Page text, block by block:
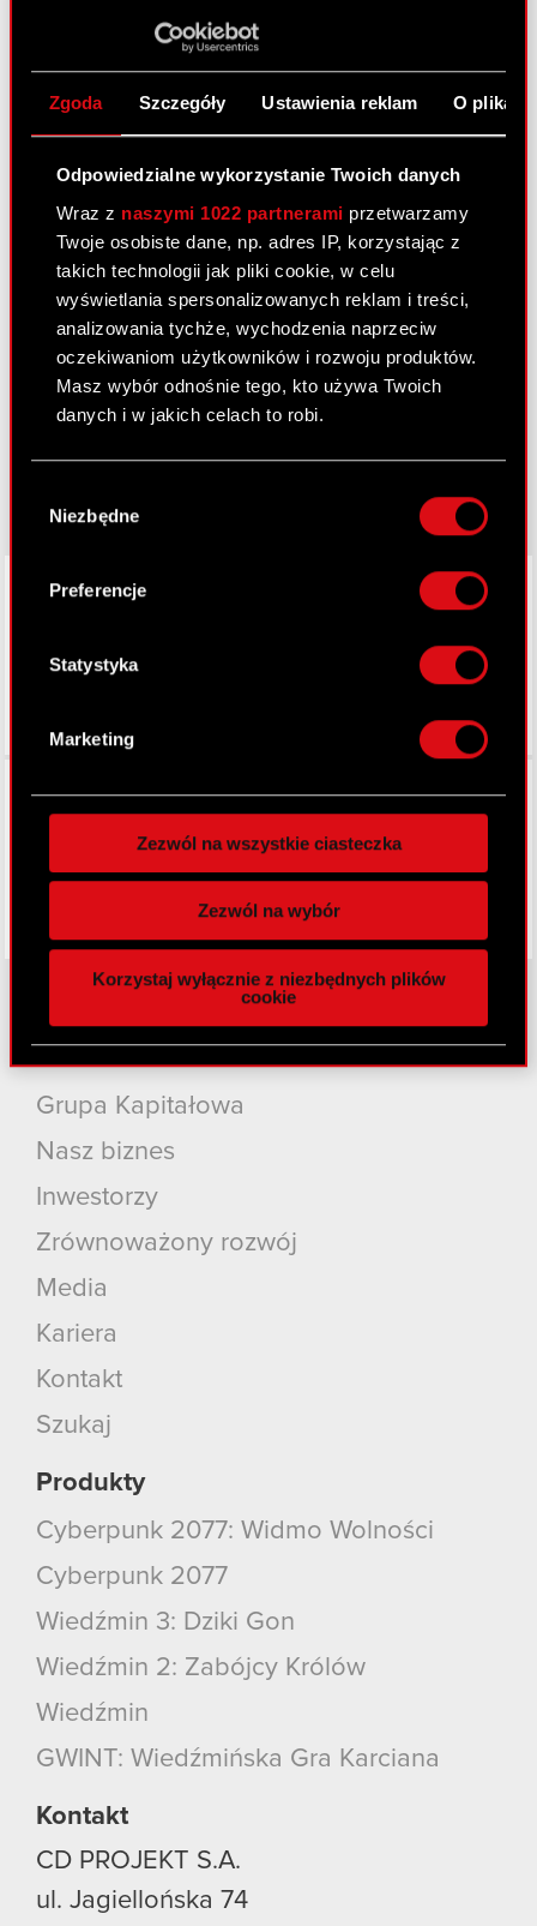
Zgoda Szczegóły Ustawienia reklam O
Odpowiedzialne wykorzystanie Twoich danych
Wraz z naszymi 1022 partnerami przetwarzamy
Twoje osobiste dane, np. adres IP, korzystając z
takich technologii jak pliki cookie, w celu
wyświetlania spersonalizowanych reklam i treści,
analizowania tychże, wychodzenia naprzeciw
oczekiwaniom użytkowników i rozwoju produktów.
Masz wybór odnośnie tego, kto używa Twoich
danych i w jakich celach to robi.
Gromadzić dane dotyczące Twojej
lokalizacji geograficznej z dokładnością nawet
Identyfikować Twoje urządzenie, aktywnie
analizując charakteryzującego je zbiory
palca)
osobiste dane są przetwarzane oraz ustaw własne
preferencje w
. W Deklaracji
zgodę w dowolnej chwili.
funkcje społecznościowe i analizować ruch w
naszej witrynie. Informacje o tym, jak korzystasz
z naszej witryny, udostępniamy partnerom
społecznościowym, reklamowym i analitycznym.
Partnerzy mogą połączyć te informacje z innymi
danymi otrzymanymi od Ciebie lub uzyskanymi
podczas korzystania z ich usług. Kontynuując
używanie plików cookie.
zgody
Niezbędne
Preferencje
Statystyka
Marketing
Zezwól na wszystkie ciasteczka
Zezwól na wybór
Korzystaj wyłącznie z niezbędnych plików
cookie
Zobacz również:
Aktualności
Kontakt dla mediów
Dowiedz się więcej:
thewitcher.com
cyberpunk.net
gear.cdprojektred.com
O CD PROJEKT
Grupa Kapitałowa
Nasz biznes
Inwestorzy
Zrównoważony rozwój
Media
Kariera
Kontakt
Szukaj
Produkty
Cyberpunk 2077: Widmo Wolności
Cyberpunk 2077
Wiedźmin 3: Dziki Gon
Wiedźmin 2: Zabójcy Królów
Wiedźmin
GWINT: Wiedźmińska Gra Karciana
Kontakt
CD PROJEKT S.A.
ul. Jagiellońska 74